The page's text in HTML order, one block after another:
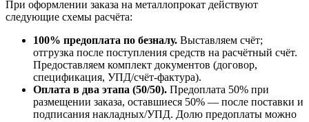
При оформлении заказа на металлопрокат действуют
следующие схемы расчёта:
100% предоплата по безналу. Выставляем счёт;
отгрузка после поступления средств на расчётный счёт.
Предоставляем комплект документов (договор,
спецификация, УПД/счёт-фактура).
Оплата в два этапа (50/50). Предоплата 50% при
размещении заказа, оставшиеся 50% — после поставки и
подписания накладных/УПД. Долю предоплаты можно